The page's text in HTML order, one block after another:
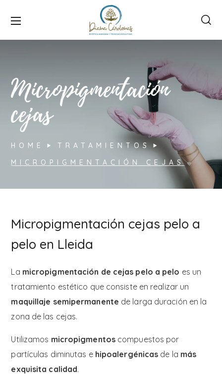
Micropigmentación
cejas
HOME
TRATAMIENTOS
MICROPIGMENTACIÓN CEJAS
Micropigmentación cejas pelo a
pelo en Lleida
La micropigmentación de cejas pelo a pelo es un
tratamiento estético que consiste en realizar un
maquillaje semipermanente de larga duración en la
zona de las cejas.
Utilizamos micropigmentoscompuestos por
partículas diminutas e hipoalergénicas de la más
exquisita calidad.